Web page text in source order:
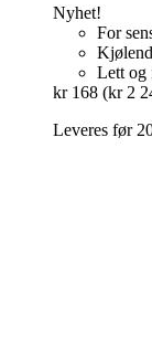
Nyhet!
For
Lett og
kr 168 (kr 2
Leveres før